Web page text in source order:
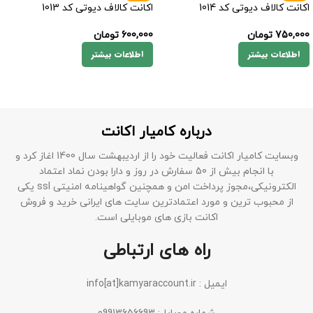
اکانت کالاف دیوتی کد 1014
750,000 تومان
اطلاعات بیشتر
اکانت کالاف دیوتی کد 1013
600,000 تومان
اطلاعات بیشتر
درباره کامیار اکانت
وبسایت کامیار اکانت فعالیت خود را از اردیبهشت سال 1400 اغاز کرد و
با انجام بیش از 50 سفارش در روز و دارا بودن نماد اعتماد
الکترونیکی،مجوز پرداخت امن و همچنین گواهینامه امنیتی ssl یکی
از محبوب ترین و مورد اعتمادترین سایت های ایرانی خرید و فروش
اکانت بازی های موبایلی است.
راه های ارتباطی
ایمیل : info[at]kamyaraccount.ir